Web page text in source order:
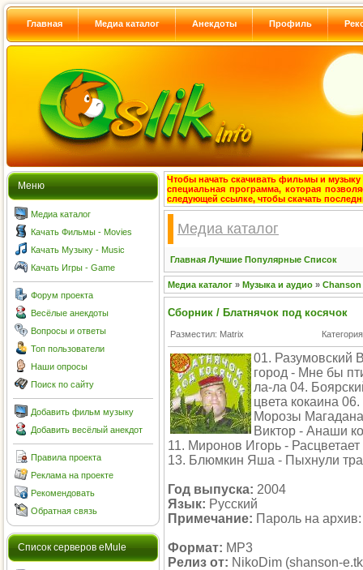
Главная Медиа каталог Анекдоты Профиль
Меню
Медиа каталог
Качать Фильмы - Movies
Качать Музыку - Music
Качать Игры - Game
Форум проекта
Весёлые анекдоты
Вопросы и ответы
Топ пользователи
Наши опросы
Поиск по сайту
Добавить фильм музыку
Добавить весёлый анекдот
Правила проекта
Реклама на проекте
Рекомендовать
Обратная связь
Cписок серверов eMule
Чтобы начать скачивать фильмы и музыку
специальная программа, которая
следующей ссылке, чтобы скачать
Медиа каталог
Главная Лучшие Популярные Список
Медиа каталог » Музыка и аудио » Chanson
Сборник / Блатнячок под косячок
Разместил: Matrix
01. Разумовский
город - Мне бы
ла-ла 04.
цвета кокаина
Морозы
Виктор - Анаши
11. Миронов Игорь -
13. Блюмкин Яша - Пыхнули
Год выпуска: 2004
Язык: Русский
Примечание: Пароль на
Формат: MP3
Релиз от: NikoDim (shanson-